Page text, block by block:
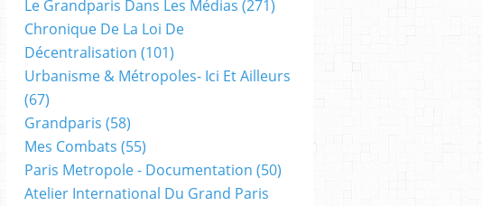
Le Grandparis Dans Les Médias (271)
Chronique De La Loi De
Décentralisation (101)
Urbanisme & Métropoles- Ici Et Ailleurs
(67)
Grandparis (58)
Mes Combats (55)
Paris Metropole - Documentation (50)
Atelier International Du Grand Paris